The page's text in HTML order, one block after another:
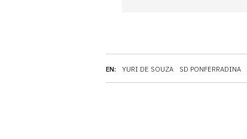
EN: YURI DE SOUZA SD PONFERRADINA